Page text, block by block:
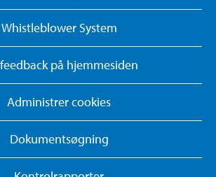
Whistleblower System
på hjemmesiden
Administrer cookies
Dokumentsøgning